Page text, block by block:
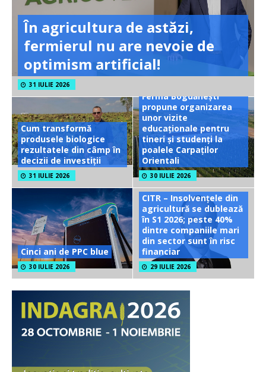
În agricultura de astăzi,
fermierul nu are nevoie de
optimism artificial!
31 IULIE 2026
Cum transformă
produsele biologice
rezultatele din câmp în
decizii de investiții
31 IULIE 2026
Ferma Bogdănești
propune organizarea
unor vizite
educaționale pentru
tineri și studenți la
poalele Carpaților
Orientali
30 IULIE 2026
Cinci ani de PPC blue
30 IULIE 2026
CITR – Insolvențele din
agricultură se dublează
în S1 2026; peste 40%
dintre companiile mari
din sector sunt în risc
financiar
29 IULIE 2026